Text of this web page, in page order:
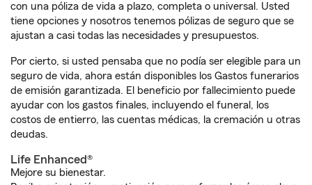
con una póliza de vida a plazo, completa o universal. Usted
tiene opciones y nosotros tenemos pólizas de seguro que se
ajustan a casi todas las necesidades y presupuestos.
Por cierto, si usted pensaba que no podía ser elegible para un
seguro de vida, ahora están disponibles los Gastos funerarios
de emisión garantizada. El beneficio por fallecimiento puede
ayudar con los gastos finales, incluyendo el funeral, los
costos de entierro, las cuentas médicas, la cremación u otras
deudas.
Life Enhanced®
Mejore su bienestar.